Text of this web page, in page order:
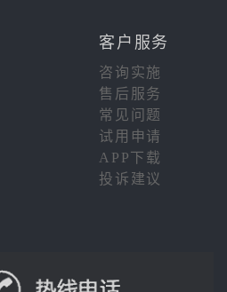
客户服务
咨询实施
售后服务
常见问题
试用申请
APP下载
投诉建议